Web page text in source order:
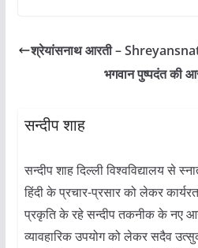
श्रेयांसनाथ आरती –
भगवान पुष्पदंत की
सन्दीप शाह
सन्दीप शाह दिल्ली विश्वविद्यालय से
हिंदी के प्रचार-प्रसार को लेकर
प्रकृति के रहे सन्दीप तकनीक के नए
व्यावहारिक उपयोग को लेकर सदैव